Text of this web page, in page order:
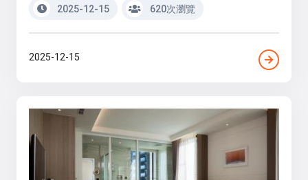
2025-12-15 620次瀏覽
2025-12-15